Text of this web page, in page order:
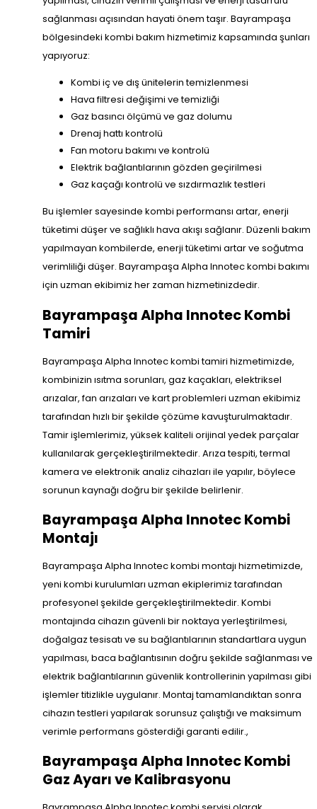
sağlanması açısından hayati önem taşır. Bayrampaşa
bölgesindeki kombi bakım hizmetimiz kapsamında şunları
yapıyoruz:
Kombi iç ve dış ünitelerin temizlenmesi
Hava filtresi değişimi ve temizliği
Gaz basıncı ölçümü ve gaz dolumu
Drenaj hattı kontrolü
Fan motoru bakımı ve kontrolü
Elektrik bağlantılarının gözden geçirilmesi
Gaz kaçağı kontrolü ve sızdırmazlık testleri
Bu işlemler sayesinde kombi performansı artar, enerji
tüketimi düşer ve sağlıklı hava akışı sağlanır. Düzenli bakım
yapılmayan kombilerde, enerji tüketimi artar ve soğutma
verimliliği düşer. Bayrampaşa Alpha Innotec kombi bakımı
için uzman ekibimiz her zaman hizmetinizdedir.
Bayrampaşa Alpha Innotec Kombi
Tamiri
Bayrampaşa Alpha Innotec kombi tamiri hizmetimizde,
kombinizin ısıtma sorunları, gaz kaçakları, elektriksel
arızalar, fan arızaları ve kart problemleri uzman ekibimiz
tarafından hızlı bir şekilde çözüme kavuşturulmaktadır.
Tamir işlemlerimiz, yüksek kaliteli orijinal yedek parçalar
kullanılarak gerçekleştirilmektedir. Arıza tespiti, termal
kamera ve elektronik analiz cihazları ile yapılır, böylece
sorunun kaynağı doğru bir şekilde belirlenir.
Bayrampaşa Alpha Innotec Kombi
Montajı
Bayrampaşa Alpha Innotec kombi montajı hizmetimizde,
yeni kombi kurulumları uzman ekiplerimiz tarafından
profesyonel şekilde gerçekleştirilmektedir. Kombi
montajında cihazın güvenli bir noktaya yerleştirilmesi,
doğalgaz tesisatı ve su bağlantılarının standartlara uygun
yapılması, baca bağlantısının doğru şekilde sağlanması ve
elektrik bağlantılarının güvenlik kontrollerinin yapılması gibi
işlemler titizlikle uygulanır. Montaj tamamlandıktan sonra
cihazın testleri yapılarak sorunsuz çalıştığı ve maksimum
verimle performans gösterdiği garanti edilir.,
Bayrampaşa Alpha Innotec Kombi
Gaz Ayarı ve Kalibrasyonu